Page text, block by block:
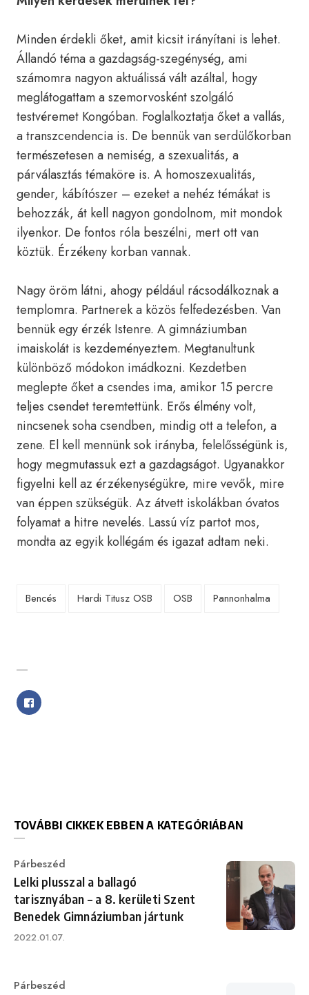
Minden érdekli őket, amit kicsit irányítani is lehet.
Állandó téma a gazdagság-szegénység, ami
számomra nagyon aktuálissá vált azáltal, hogy
meglátogattam a szemorvosként szolgáló
testvéremet Kongóban. Foglalkoztatja őket a vallás,
a transzcendencia is. De bennük van serdülőkorban
természetesen a nemiség, a szexualitás, a
párválasztás témaköre is. A homoszexualitás,
gender, kábítószer – ezeket a nehéz témákat is
behozzák, át kell nagyon gondolnom, mit mondok
ilyenkor. De fontos róla beszélni, mert ott van
köztük. Érzékeny korban vannak.
Nagy öröm látni, ahogy például rácsodálkoznak a
templomra. Partnerek a közös felfedezésben. Van
bennük egy érzék Istenre. A gimnáziumban
imaiskolát is kezdeményeztem. Megtanultunk
különböző módokon imádkozni. Kezdetben
meglepte őket a csendes ima, amikor 15 percre
teljes csendet teremtettünk. Erős élmény volt,
nincsenek soha csendben, mindig ott a telefon, a
zene. El kell mennünk sok irányba, felelősségünk is,
hogy megmutassuk ezt a gazdagságot. Ugyanakkor
figyelni kell az érzékenységükre, mire vevők, mire
van éppen szükségük. Az átvett iskolákban óvatos
folyamat a hitre nevelés. Lassú víz partot mos,
mondta az egyik kollégám és igazat adtam neki.
Bencés Hardi Titusz OSB OSB Pannonhalma
TOVÁBBI CIKKEK EBBEN A KATEGÓRIÁBAN
Category
Párbeszéd
Lelki plusszal a ballagó
tarisznyában – a 8. kerületi Szent
Benedek Gimnáziumban jártunk
Published
2022.01.07.
Category
Párbeszéd